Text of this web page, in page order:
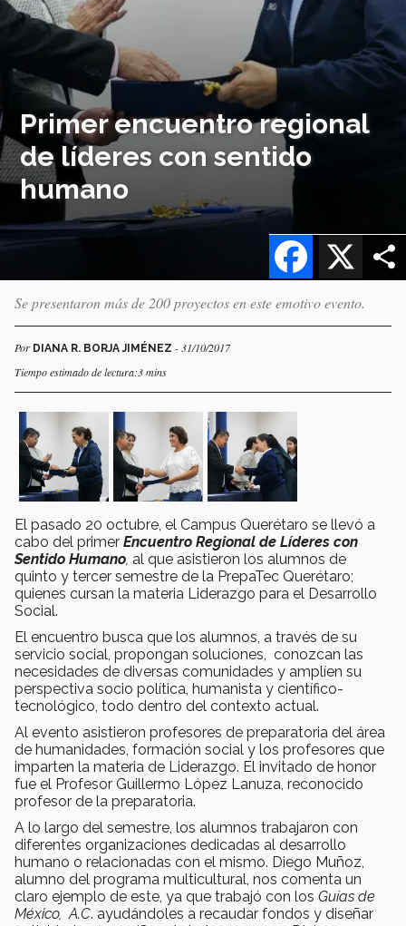
Primer encuentro regional
de líderes con sentido
humano
X
Facebook
Se presentaron más de 200 proyectos en este emotivo evento.
Por DIANA R. BORJA JIMÉNEZ - 31/10/2017
Tiempo estimado de lectura:3 mins
El pasado 20 octubre, el Campus Querétaro se llevó a
cabo del primer Encuentro Regional de Líderes con
Sentido Humano al que asistieron los alumnos de
quinto y tercer semestre de la PrepaTec Querétaro;
quienes cursan la materia Liderazgo para el Desarrollo
Social.
El encuentro busca que los alumnos, a través de su
servicio social, propongan soluciones, conozcan las
necesidades de diversas comunidades y amplíen su
perspectiva socio política, humanista y científico-
tecnológico, todo dentro del contexto actual.
Al evento asistieron profesores de preparatoria del área
de humanidades, formación social y los profesores que
imparten la materia de Liderazgo. El invitado de honor
fue el Profesor Guillermo López Lanuza, reconocido
profesor de la preparatoria.
A lo largo del semestre, los alumnos trabajaron con
diferentes organizaciones dedicadas al desarrollo
humano o relacionadas con el mismo. Diego Muñoz,
alumno del programa multicultural, nos comenta un
claro ejemplo de este, ya que trabajó con los Guías de
México, A.C. ayudándoles a recaudar fondos y diseñar